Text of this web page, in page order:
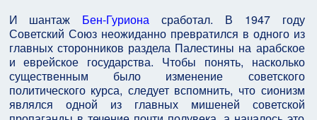
И шантаж Бен-Гуриона сработал. В 1947 году
Советский Союз неожиданно превратился в одного из
главных сторонников раздела Палестины на арабское
и еврейское государства. Чтобы понять, насколько
существенным было изменение советского
политического курса, следует вспомнить, что сионизм
являлся одной из главных мишеней советской